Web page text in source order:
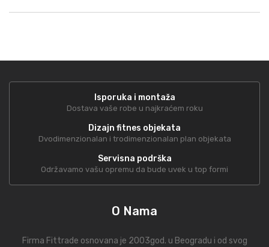
Isporuka i montaža
Dostava vaše robe u najkraćem roku
Dizajn fitnes objekata
Dvodimenzionalan i trodimenzionalan plan objekata
Servisna podrška
Održavamo vašu opremu da bude uvek u top formi
O Nama
Firma Fittrade osnovana je 2003god. u Beogradu i od svog